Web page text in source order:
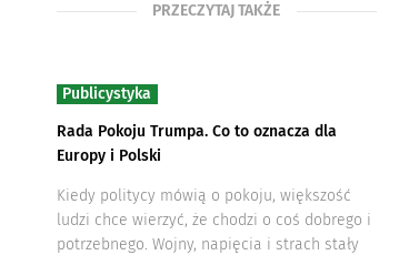
PRZECZYTAJ TAKŻE
Publicystyka
Rada Pokoju Trumpa. Co to oznacza dla
Europy i Polski
Kiedy politycy mówią o pokoju, większość
ludzi chce wierzyć, że chodzi o coś dobrego i
potrzebnego. Wojny, napięcia i strach stały